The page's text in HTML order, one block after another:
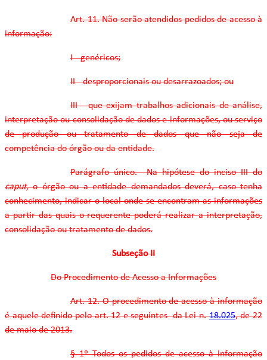
Art. 11. Não serão atendidos pedidos de acesso à
informação:
I - genéricos;
II - desproporcionais ou desarrazoados; ou
III - que exijam trabalhos adicionais de análise,
interpretação ou consolidação de dados e informações, ou serviço
de produção ou tratamento de dados que não seja de
competência do órgão ou da entidade.
Parágrafo único. Na hipótese do inciso III do
caput,o órgão ou a entidade demandados deverá, caso tenha
conhecimento, indicar o local onde se encontram as informações
a partir das quais o requerente poderá realizar a interpretação,
consolidação ou tratamento de dados.
Subseção II
Do Procedimento de Acesso a Informações
Art. 12. O procedimento de acesso à informação
é aquele definido pelo art. 12 e seguintes da Lei n.18.025, de 22
de maio de 2013.
§ 1º Todos os pedidos de acesso à informação